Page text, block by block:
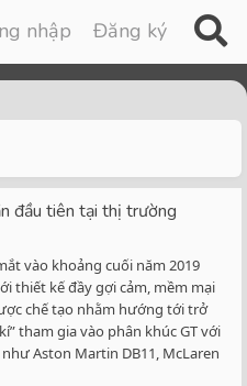
nhập Đăng ký
đầu tiên tại thị trường
vào khoảng cuối năm 2019
thiết kế đầy gợi cảm, mềm mại
chế tạo nhằm hướng tới trở
tham gia vào phân khúc GT với
Aston Martin DB11, McLaren